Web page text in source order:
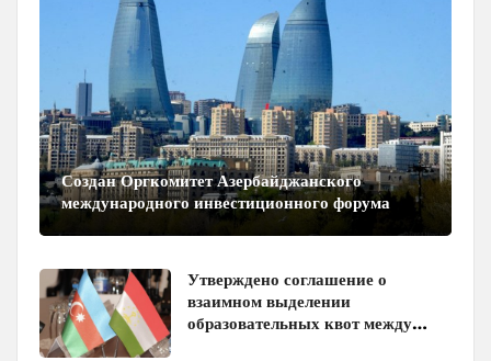
Создан Оргкомитет Азербайджанского
международного инвестиционного форума
Утверждено соглашение о
взаимном выделении
образовательных квот между